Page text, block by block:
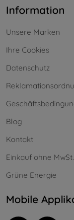
Information
Unsere Marken
Ihre Cookies
Datenschutz
Blog
Kontakt
Einkauf ohne
Grüne Energie
Mobile